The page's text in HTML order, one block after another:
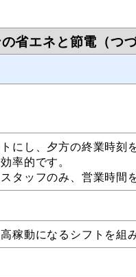
省エネと節電（つづ
し、夕方の終業時刻
率的です。
タッフのみ、営業時
稼動になるシフトを